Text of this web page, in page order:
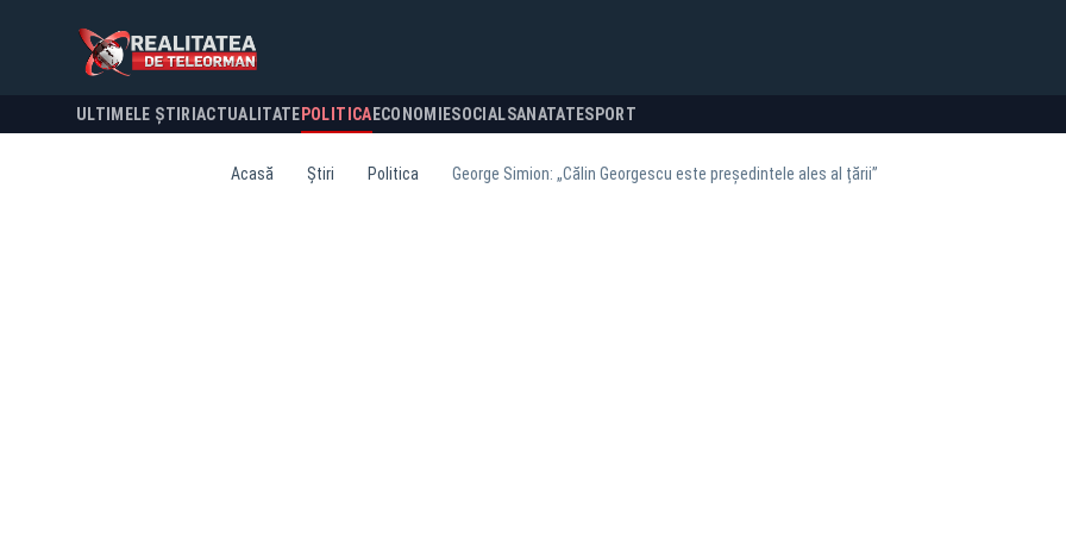
ULTIMELE ȘTIRI ACTUALITATE POLITICA ECONOMIESOCIALSANATATESPORT
Acasă Știri Politica George Simion: „Călin Georgescu este președintele ales al țării”